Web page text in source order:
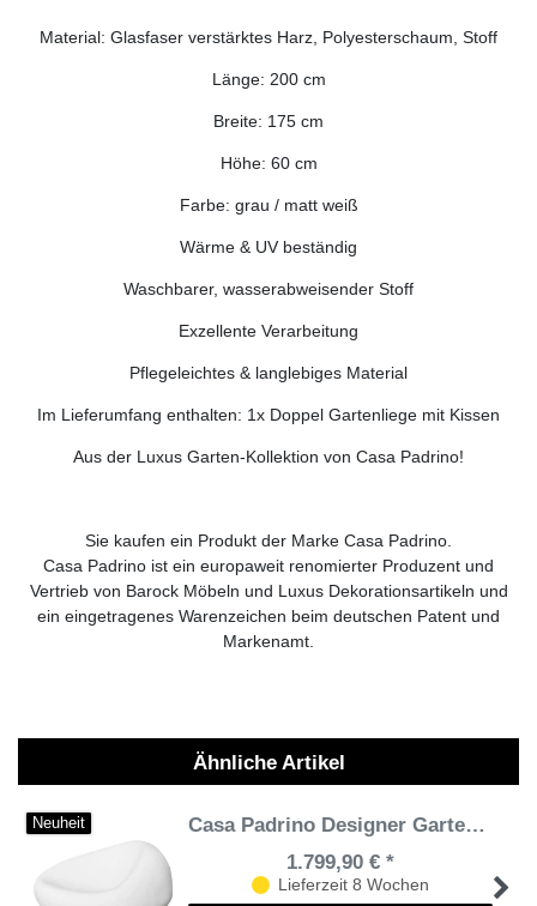
Material: Glasfaser verstärktes Harz, Polyesterschaum, Stoff
Länge: 200 cm
Breite: 175 cm
Höhe: 60 cm
Farbe: grau / matt weiß
Wärme & UV beständig
Waschbarer, wasserabweisender Stoff
Exzellente Verarbeitung
Pflegeleichtes & langlebiges Material
Im Lieferumfang enthalten: 1x Doppel Gartenliege mit Kissen
Aus der Luxus Garten-Kollektion von Casa Padrino!
Sie kaufen ein Produkt der Marke Casa Padrino.
Casa Padrino ist ein europaweit renomierter Produzent und
Vertrieb von Barock Möbeln und Luxus Dekorationsartikeln und
ein eingetragenes Warenzeichen beim deutschen Patent und
Markenamt.
Ähnliche Artikel
Neuheit
Casa Padrino Designer Gartensessel Matt Weiß 100 x 110 x H. 70 cm - Wetterbeständiger Garten Terrassen Sessel - Hotel Möbel - Luxus Qualität
1.799,90 € *
Lieferzeit 8 Wochen